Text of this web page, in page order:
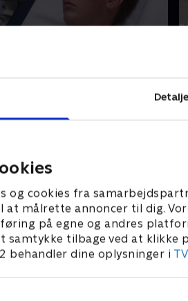
og cookies fra
at målrette annoncer til dig.
på egne og andres
tilbage ved at klikke
behandler dine oplysninger i
årige George, der har fået
hjerneblødning. Desværre